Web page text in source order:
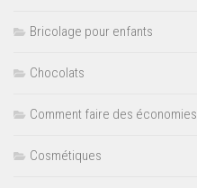
Bricolage pour enfants
Chocolats
Comment faire des économies
Cosmétiques